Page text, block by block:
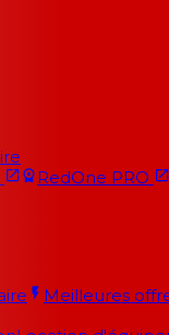
RedOne PRO
Meilleures